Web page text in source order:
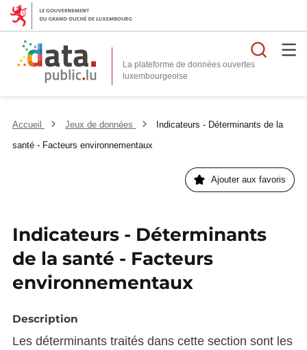
La plateforme de données ouvertes
Accueil Jeux de données
Indicateurs - Déterminants de la
santé - Facteurs environnementaux
Ajouter aux favoris
Indicateurs - Déterminants
de la santé - Facteurs
environnementaux
Description
Les déterminants traités dans cette section sont les